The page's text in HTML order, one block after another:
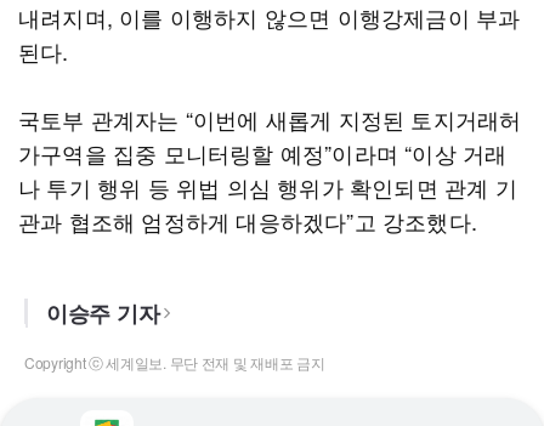
내려지며, 이를 이행하지 않으면 이행강제금이 부과
된다.
국토부 관계자는 “이번에 새롭게 지정된 토지거래허
가구역을 집중 모니터링할 예정”이라며 “이상 거래
나 투기 행위 등 위법 의심 행위가 확인되면 관계 기
관과 협조해 엄정하게 대응하겠다”고 강조했다.
이승주 기자
Copyright ⓒ 세계일보. 무단 전재 및 재배포 금지